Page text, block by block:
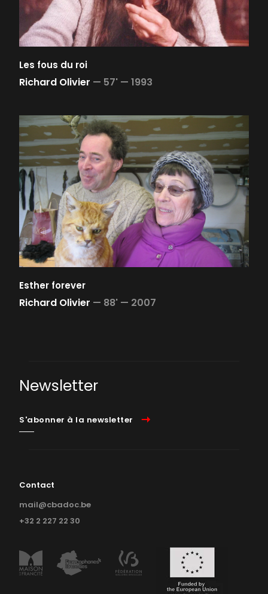
Les fous du roi
Richard Olivier — 57' — 1993
Esther forever
Richard Olivier — 88' — 2007
Newsletter
S'abonner à la newsletter
Contact
mail@cbadoc.be
+32 2 227 22 30